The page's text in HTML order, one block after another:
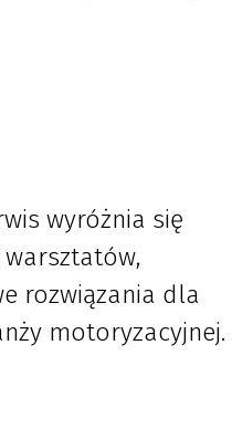
wyróżnia się
rozwiązania dla
motoryzacyjnej.